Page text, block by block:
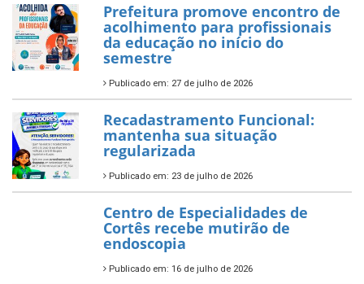
Prefeitura promove encontro de
acolhimento para profissionais
da educação no início do
semestre
Publicado em: 27 de julho de 2026
Recadastramento Funcional:
mantenha sua situação
regularizada
Publicado em: 23 de julho de 2026
Centro de Especialidades de
Cortês recebe mutirão de
endoscopia
Publicado em: 16 de julho de 2026